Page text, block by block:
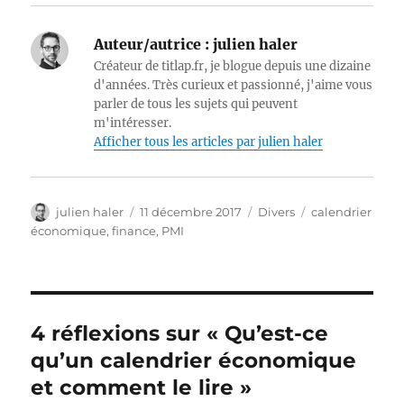
Auteur/autrice : julien haler
Créateur de titlap.fr, je blogue depuis une dizaine
d'années. Très curieux et passionné, j'aime vous
parler de tous les sujets qui peuvent
m'intéresser.
Afficher tous les articles par julien haler
Auteur
julien haler
Publié
le
11 décembre 2017 Catégories
Divers Étiquettes
calendrier
économique,finance, PMI
4 réflexions sur « Qu’est-ce
qu’un calendrier économique
et comment le lire »